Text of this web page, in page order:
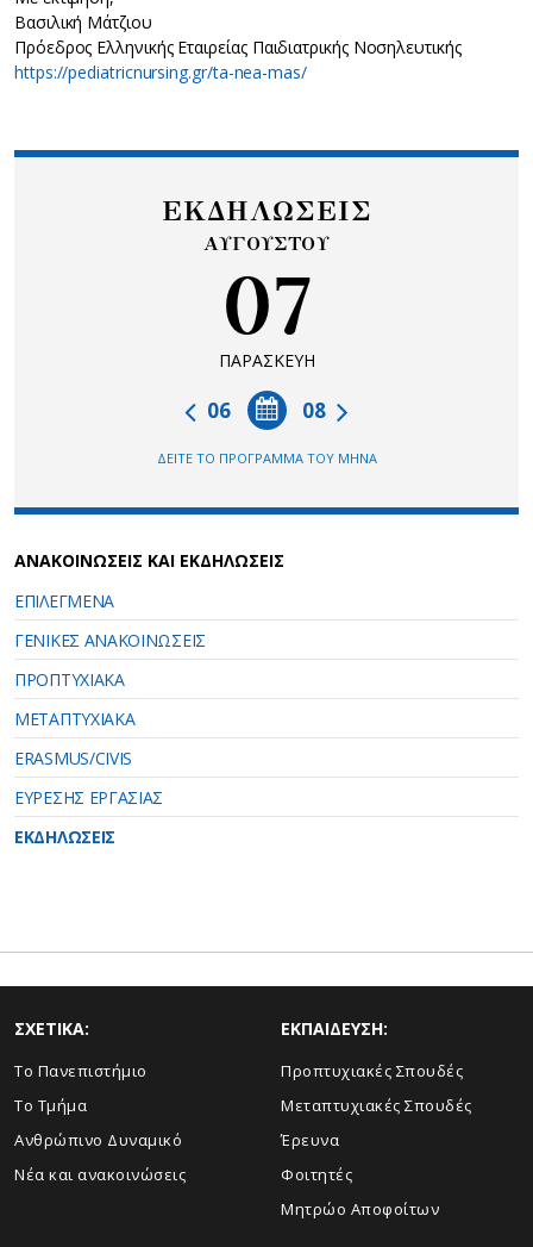
Βασιλική Μάτζιου
Πρόεδρος Ελληνικής Εταιρείας Παιδιατρικής Νοσηλευτικής
https://pediatricnursing.gr/ta-nea-mas/
ΕΚΔΗΛΩΣΕΙΣ
ΑΥΓΟΥΣΤΟΥ
07
ΠΑΡΑΣΚΕΥΗ
08
06
ΔΕΙΤΕ ΤΟ ΠΡΟΓΡΑΜΜΑ ΤΟΥ ΜΗΝΑ
ΑΝΑΚΟΙΝΩΣΕΙΣ ΚΑΙ ΕΚΔΗΛΩΣΕΙΣ
ΕΠΙΛΕΓΜΕΝΑ
ΓΕΝΙΚΕΣ ΑΝΑΚΟΙΝΩΣΕΙΣ
ΠΡΟΠΤΥΧΙΑΚΑ
ΜΕΤΑΠΤΥΧΙΑΚΑ
ERASMUS/CIVIS
ΕΥΡΕΣΗΣ ΕΡΓΑΣΙΑΣ
ΕΚΔΗΛΩΣΕΙΣ
ΣΧΕΤΙΚΑ:
Το Πανεπιστήμιο
Το Τμήμα
Ανθρώπινο Δυναμικό
Νέα και ανακοινώσεις
ΕΚΠΑΙΔΕΥΣΗ:
Προπτυχιακές Σπουδές
Μεταπτυχιακές Σπουδές
Έρευνα
Φοιτητές
Μητρώο Αποφοίτων